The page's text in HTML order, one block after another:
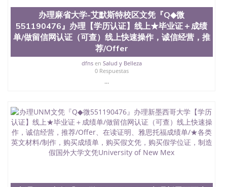
办理麻省大学-艾默斯特校区文凭『Q◆微
551190476』办理【学历认证】线上★毕业证＋成绩
单/做留信网认证（可查）线上快速操作，诚信经营，推
荐/Offer
dfnsen Salud y Belleza
0 Respuestas
...